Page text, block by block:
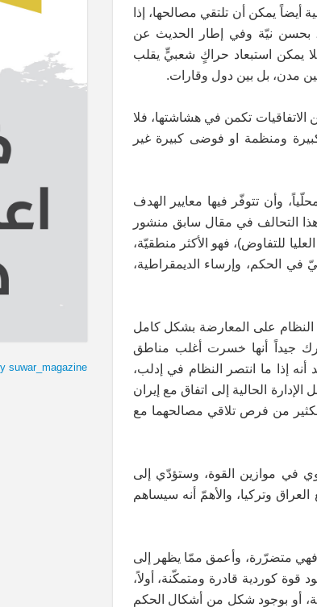
أيضاً يمكن أن تلتقي مصالحها، إذا
بحسن نيّة وفي إطار الحديث عن
يمكن استبعاد حراكٍ شعبيٍّ يقلب
مدن، بل بين دول وقارات.
تكمن في هشاشتها، فلا
ومنظمة او فوضى كبيرة غير
وأن تتوفّر فيها معايير الهدف
هذا التحالف في مقال سابق منشور
للتفاوض)، فهو الأكثر منطقيّة،
في الحكم، وإرساء الديمقراطية،
النظام على المعارضة بشكل كامل
جيداً أنها خسرت أغلب مناطق
أنه إذا ما انتصر النظام في إدلب،
الحالية إلى اتفاق مع إيران
بكثير من فرص تلاقي مصالحهما مع
في موازين القوة، وستؤدّي إلى
العراق وتركيا، والأهمّ أنه سيساهم
فهي متضرّرة، وأعمق ممّا يظهر إلى
قوة كوردية قادرة ومتمكّنة، أولاً،
أو بوجود شكل من أشكال الحكم
suwar_magazine